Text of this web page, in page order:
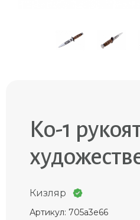
Ко-1
Кизляр
Артикул: 705a3e66